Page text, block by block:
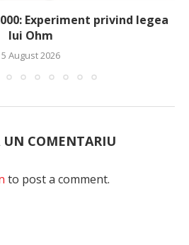
Experiment privind legea
lui Ohm
5 August 2026
UN COMENTARIU
to post a comment.